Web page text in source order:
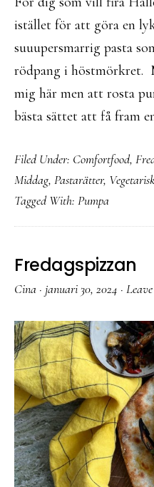
istället för att göra en
suuupersmarrig pasta
rödpang i höstmörkret.
mig här men att rosta
bästa sättet att få fram
Filed Under: Comfortfood,
Middag, Pastarätter,
Tagged With: Pumpa
Fredagspizzan
Cina · januari 30, 2024 ·